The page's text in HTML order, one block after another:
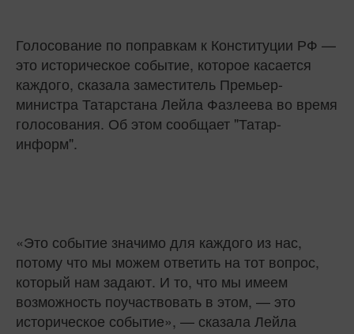
Голосование по поправкам к Конституции РФ —
это историческое событие, которое касается
каждого, сказала заместитель Премьер-
министра Татарстана Лейла Фазлеева во время
голосования. Об этом сообщает "Татар-
информ".
«Это событие значимо для каждого из нас,
потому что мы можем ответить на тот вопрос,
который нам задают. И то, что мы имеем
возможность поучаствовать в этом, — это
историческое событие», — сказала Лейла